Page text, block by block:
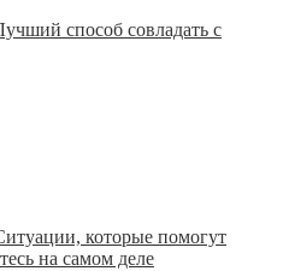
способ совладать с
которые помогут
на самом деле